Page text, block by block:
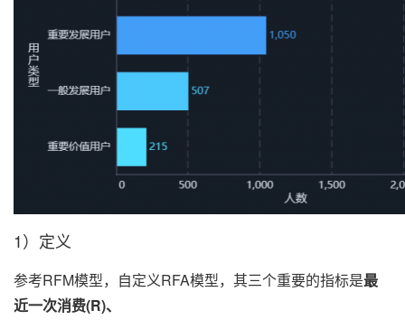
1）定义
参考RFM模型，自定义RFA模型，其三个重要的指标是最
近一次消费(R)、